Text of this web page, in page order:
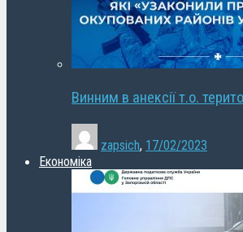
Винним в анексії т.о.
zapsich, 17/02/2023
Економіка